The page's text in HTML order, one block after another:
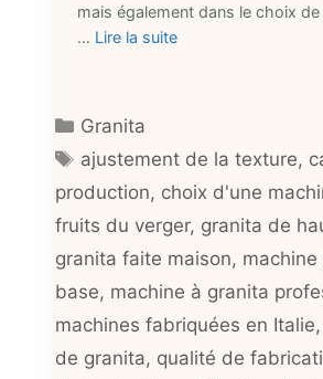
mais également dans le choix de
… Lire la suite
Catégories
Granita
Étiquettes
ajustement de la texture,
production, choix d'une
fruits du verger, granita de
granita faite maison,
base, machine à granita
machines fabriquées en Italie,
de granita, qualité de